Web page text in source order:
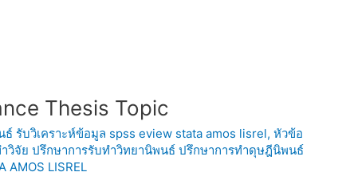
Thesis Topic
รับวิเคราะห์ข้อมูล spss eview stata amos lisrel,หัวข้อ
วิจัย ปรึกษาการรับทำวิทยานิพนธ์ ปรึกษาการทำดุษฎีนิพนธ์
AMOS LISREL